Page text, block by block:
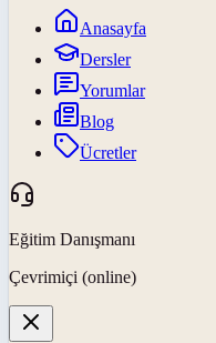
Anasayfa
Dersler
Yorumlar
Blog
Ücretler
Eğitim Danışmanı
Çevrimiçi (online)